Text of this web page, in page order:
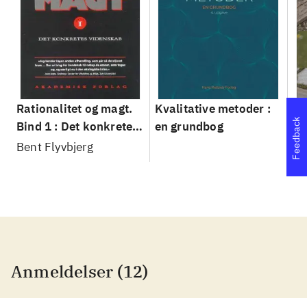
Rationalitet og magt.
Bind 1 : Det konkretes
videnskab
Bent Flyvbjerg
Kvalitative metoder :
en grundbog
Anmeldelser (12)
Feedback